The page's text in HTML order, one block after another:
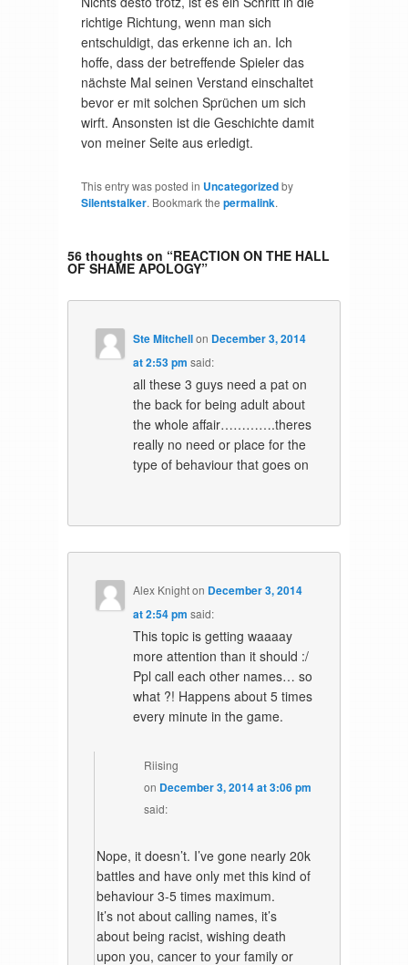
richtige Richtung, wenn man sich
entschuldigt, das erkenne ich an. Ich
hoffe, dass der betreffende Spieler das
nächste Mal seinen Verstand einschaltet
bevor er mit solchen Sprüchen um sich
wirft. Ansonsten ist die Geschichte damit
von meiner Seite aus erledigt.
This entry was posted in Uncategorizedby
Silentstalker. Bookmark the permalink.
56 thoughts on “REACTION ON THE HALL
OF SHAME APOLOGY”
Ste Mitchellon December 3, 2014
at 2:53 pm said:
all these 3 guys need a pat on
the back for being adult about
the whole affair………….theres
really no need or place for the
type of behaviour that goes on
Alex Knighton December 3, 2014
at 2:54 pm said:
This topic is getting waaaay
more attention than it should :/
Ppl call each other names… so
what ?! Happens about 5 times
every minute in the game.
Riising
on December 3, 2014 at 3:06 pm
said:
Nope, it doesn’t. I’ve gone nearly 20k
battles and have only met this kind of
behaviour 3-5 times maximum.
It’s not about calling names, it’s
about being racist, wishing death
upon you, cancer to your family or